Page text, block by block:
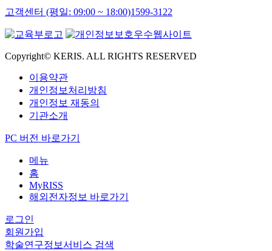
고객센터 (평일: 09:00 ~ 18:00)1599-3122
Copyright© KERIS. ALL RIGHTS RESERVED
이용약관
개인정보처리방침
개인정보 재동의
기관소개
PC 버전 바로가기
메뉴
홈
MyRISS
해외전자정보 바로가기
로그인
회원가입
학술연구정보서비스 검색